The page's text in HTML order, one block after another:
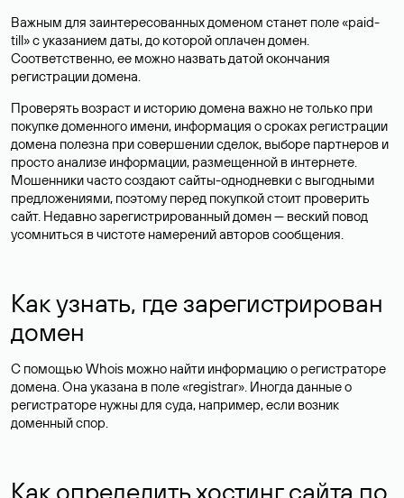
Важным для заинтересованных доменом станет поле «paid-
till» с указанием даты, до которой оплачен домен.
Соответственно, ее можно назвать датой окончания
регистрации домена.
Проверять возраст и историю домена важно не только при
покупке доменного имени, информация о сроках регистрации
домена полезна при совершении сделок, выборе партнеров и
просто анализе информации, размещенной в интернете.
Мошенники часто создают сайты-однодневки с выгодными
предложениями, поэтому перед покупкой стоит проверить
сайт. Недавно зарегистрированный домен — веский повод
усомниться в чистоте намерений авторов сообщения.
Как узнать, где зарегистрирован
домен
С помощью Whois можно найти информацию о регистраторе
домена. Она указана в поле «registrar». Иногда данные о
регистраторе нужны для суда, например, если возник
доменный спор.
Как определить хостинг сайта по